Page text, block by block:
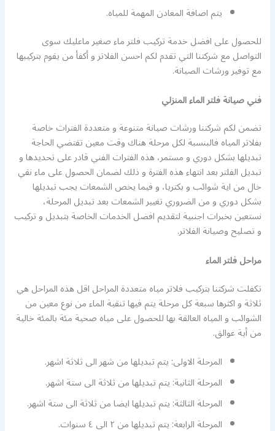
يتم اصافة المعادن المهمة للمياه.
للحصول على افضل خدمة تركيب فلتر ماء صغير ماعليك سوى
التواصل مع شركتنا التي تقدم لكم احسن الفلاتر و أكفأ من يقوم بتركيبها
مع توفير ورشات الصيانة.
فني صيانة فلتر الماء المنزلي
تضمن لكم شركتنا ورشات صيانة متنوعة و متعددة الفترات خاصة
بفلاتر المياه فالبنسبة لكل مرحلة هناك وقت معين تقتضي الحاجة
تبديلها بشكل دوري و مستمر، هذه الفترات الفني قادر على تحديدها و
تبديل الفلتر بعد انتهاء هذه الفترة و ذلك لضمان الحصول على ماء نقي
خال من اية شوائب و بكتريا، و فيما يخص الشمعات يجب تبديلها
بشكل دوري و من الضروري تغيير الشمعات بعد تبديل المرحلة،
نستعين بخبرات اجنبية لتقديم افضل الخدمات الخاصة بتبديل و تركيب
و تصليح وصيانة الفلاتر.
مراحل فلتر الماء
تكفلت شركتنا بتركيب فلاتر مياه متعددة المراحل اقل هذه المراحل هي
ثلاثة و اكثرها سبعة كل مرحلة يتم فيها تنقية الماء من نوع معين من
الشوائب و المياه العالقة بها للحصول على مياه صحية مئة بالمئة خالية
من أية عوالق.
المرحلة الاولى: يتم تبديلها من شهر الى ثلاثة اشهر.
المرحلة الثانية: يتم تبديلها من ثلاثة الى ستة اشهر.
المرحلة الثالثة: يتم تبديلها ايضا من ثلاثة الى ستة اشهر.
المرحلة الرابعة: يتم تبديلها من ٢ الى ٤ سنوات.